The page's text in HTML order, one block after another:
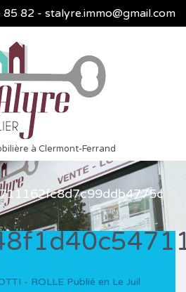
82 - stalyre.immo@gmail.com
à Clermont-Ferrand
- ROLLE Publié en Le Juil